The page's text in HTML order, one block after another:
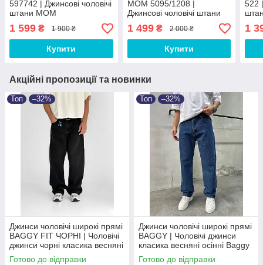
597742 | Джинсові чоловічі
штани МОМ
1 599 ₴ 1 900 ₴
Купити
MOM 5095/1208 |
Джинсові чоловічі штани
МОМ ЛЮКС
1 499₴ 2 000 ₴
Купити
522
1
Акційні пропозиції та новинки
Топ –32%
Джинси чоловічі широкі прямі
BAGGY FIT ЧОРНІ‎ | Чоловічі
джинси чорні класика весняні
осінні Baggy
Готово до відправки
Топ –32%
Джинси чоловічі широкі прямі
BAGGY | Чоловічі джинси
класика весняні осінні Baggy
Готово до відправки